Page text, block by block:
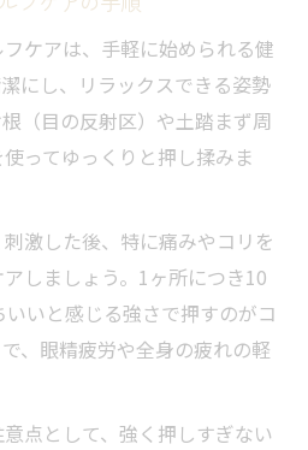
ケアは、手軽に始められる健
にし、リラックスできる姿勢
（目の反射区）や土踏まず周
ってゆっくりと押し揉みま
激した後、特に痛みやコリを
しましょう。1ヶ所につき10
いと感じる強さで押すのがコ
、眼精疲労や全身の疲れの軽
点として、強く押しすぎない